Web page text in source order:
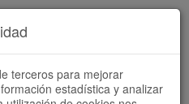
Español | Català
terceros para mejorar
estadística y analizar